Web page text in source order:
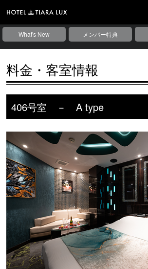
What's New メンバー特典
料金・客室情報
406号室 － A type